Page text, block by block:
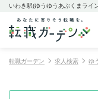
いわき駅(ゆうゆうあぶくまライ
転職ガーデン 求人検索 ゆ